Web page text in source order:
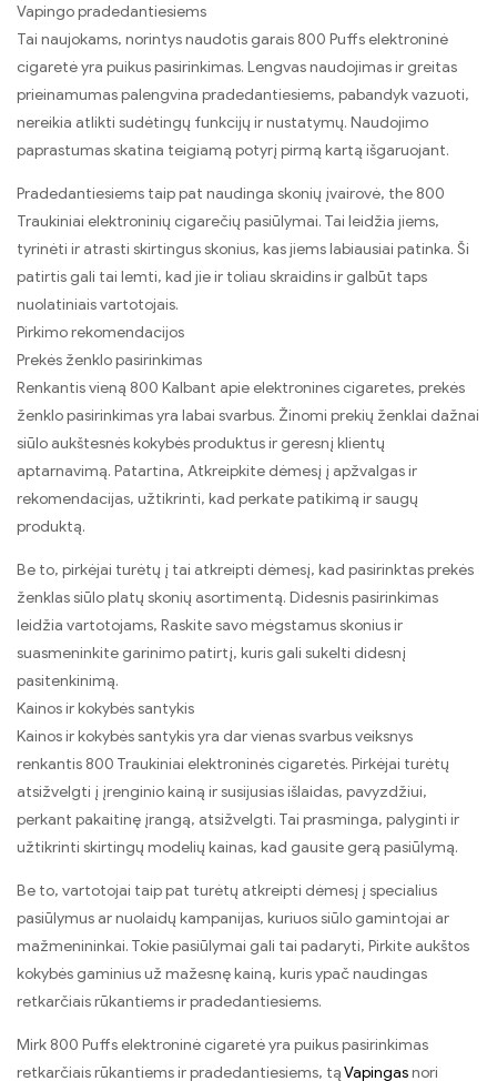
Vapingo pradedantiesiems
Tai naujokams, norintys naudotis garais 800 Puffs elektroninė
cigaretė yra puikus pasirinkimas. Lengvas naudojimas ir greitas
prieinamumas palengvina pradedantiesiems, pabandyk vazuoti,
nereikia atlikti sudėtingų funkcijų ir nustatymų. Naudojimo
paprastumas skatina teigiamą potyrį pirmą kartą išgaruojant.
Pradedantiesiems taip pat naudinga skonių įvairovė, the 800
Traukiniai elektroninių cigarečių pasiūlymai. Tai leidžia jiems,
tyrinėti ir atrasti skirtingus skonius, kas jiems labiausiai patinka. Ši
patirtis gali tai lemti, kad jie ir toliau skraidins ir galbūt taps
nuolatiniais vartotojais.
Pirkimo rekomendacijos
Prekės ženklo pasirinkimas
Renkantis vieną 800 Kalbant apie elektronines cigaretes, prekės
ženklo pasirinkimas yra labai svarbus. Žinomi prekių ženklai dažnai
siūlo aukštesnės kokybės produktus ir geresnį klientų
aptarnavimą. Patartina, Atkreipkite dėmesį į apžvalgas ir
rekomendacijas, užtikrinti, kad perkate patikimą ir saugų
produktą.
Be to, pirkėjai turėtų į tai atkreipti dėmesį, kad pasirinktas prekės
ženklas siūlo platų skonių asortimentą. Didesnis pasirinkimas
leidžia vartotojams, Raskite savo mėgstamus skonius ir
suasmeninkite garinimo patirtį, kuris gali sukelti didesnį
pasitenkinimą.
Kainos ir kokybės santykis
Kainos ir kokybės santykis yra dar vienas svarbus veiksnys
renkantis 800 Traukiniai elektroninės cigaretės. Pirkėjai turėtų
atsižvelgti į įrenginio kainą ir susijusias išlaidas, pavyzdžiui,
perkant pakaitinę įrangą, atsižvelgti. Tai prasminga, palyginti ir
užtikrinti skirtingų modelių kainas, kad gausite gerą pasiūlymą.
Be to, vartotojai taip pat turėtų atkreipti dėmesį į specialius
pasiūlymus ar nuolaidų kampanijas, kuriuos siūlo gamintojai ar
mažmenininkai. Tokie pasiūlymai gali tai padaryti, Pirkite aukštos
kokybės gaminius už mažesnę kainą, kuris ypač naudingas
retkarčiais rūkantiems ir pradedantiesiems.
Mirk 800 Puffs elektroninė cigaretė yra puikus pasirinkimas
retkarčiais rūkantiems ir pradedantiesiems, tąVapingasnori